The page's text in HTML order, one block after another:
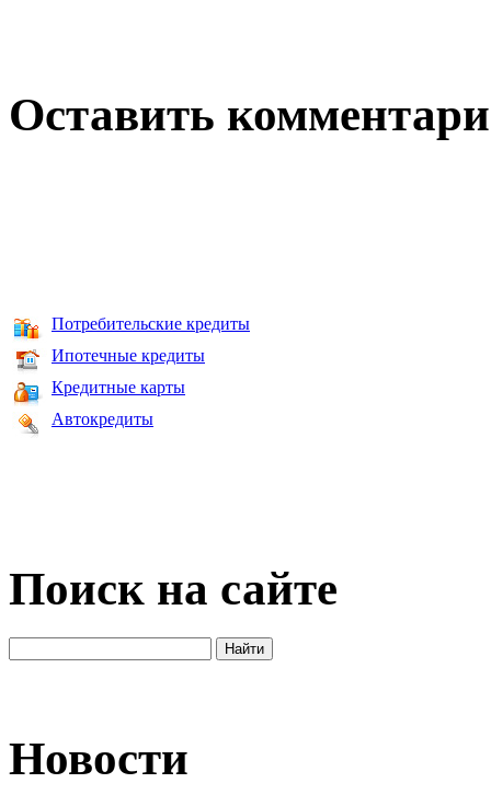
Оставить
Потребительские кредиты
Ипотечные кредиты
Кредитные карты
Автокредиты
Поиск на сайте
Новости